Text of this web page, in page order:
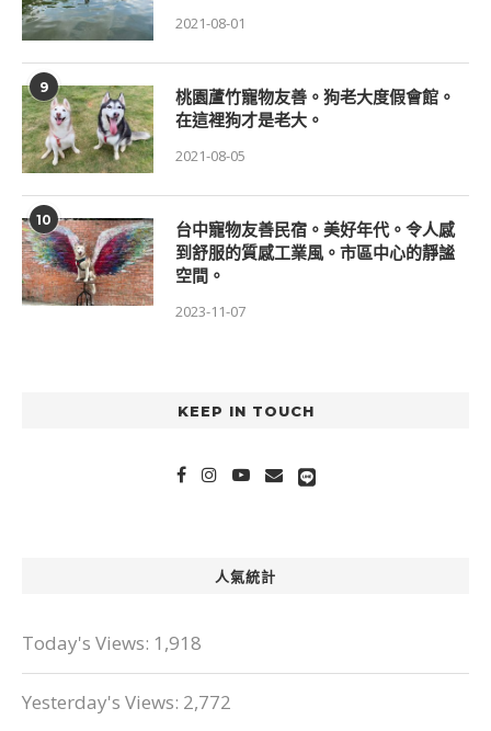
2021-08-01
9
桃園蘆竹寵物友善。狗老大度假會館。
在這裡狗才是老大。
2021-08-05
10
台中寵物友善民宿。美好年代。令人感
到舒服的質感工業風。市區中心的靜謐
空間。
2023-11-07
KEEP IN TOUCH
人氣統計
Today's Views: 1,918
Yesterday's Views: 2,772